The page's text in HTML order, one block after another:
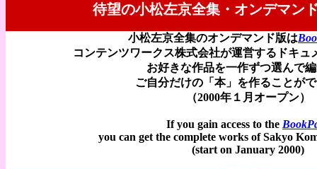
待望の小松左京全集・オンデマ
小松左京全集のオンデマンド版は
コンテンツワークス株式会社が運営するドキュ
お好きな作品を一作ずつ選んで
ご自分だけの「本」を作ることが
（2000年１月オープン）
If you gain access to the
you can get the complete works of Sakyo
(start on January 2000)